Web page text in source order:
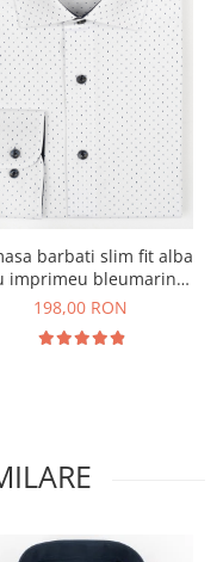
barbati slim fit alba
imprimeu bleumarin
PREMIUM
198,00 RON